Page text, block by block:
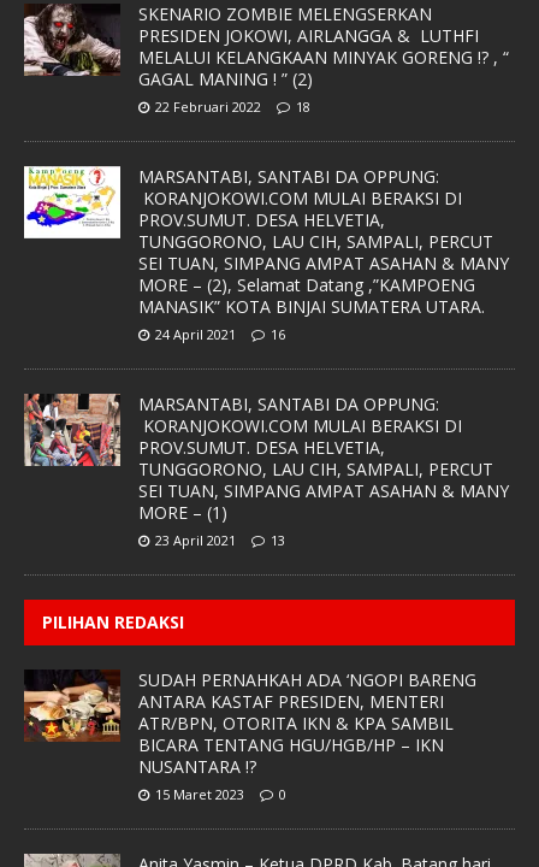
SKENARIO ZOMBIE MELENGSERKAN
PRESIDEN JOKOWI, AIRLANGGA & LUTHFI
MELALUI KELANGKAAN MINYAK GORENG !? , “
GAGAL MANING ! ” (2)
22 Februari 2022 18
MARSANTABI, SANTABI DA OPPUNG:
KORANJOKOWI.COM MULAI BERAKSI DI
PROV.SUMUT. DESA HELVETIA,
TUNGGORONO, LAU CIH, SAMPALI, PERCUT
SEI TUAN, SIMPANG AMPAT ASAHAN & MANY
MORE – (2), Selamat Datang ,”KAMPOENG
MANASIK” KOTA BINJAI SUMATERA UTARA.
24 April 2021 16
MARSANTABI, SANTABI DA OPPUNG:
KORANJOKOWI.COM MULAI BERAKSI DI
PROV.SUMUT. DESA HELVETIA,
TUNGGORONO, LAU CIH, SAMPALI, PERCUT
SEI TUAN, SIMPANG AMPAT ASAHAN & MANY
MORE – (1)
23 April 2021 13
PILIHAN REDAKSI
SUDAH PERNAHKAH ADA ‘NGOPI BARENG
ANTARA KASTAF PRESIDEN, MENTERI
ATR/BPN, OTORITA IKN & KPA SAMBIL
BICARA TENTANG HGU/HGB/HP – IKN
NUSANTARA !?
15 Maret 2023 0